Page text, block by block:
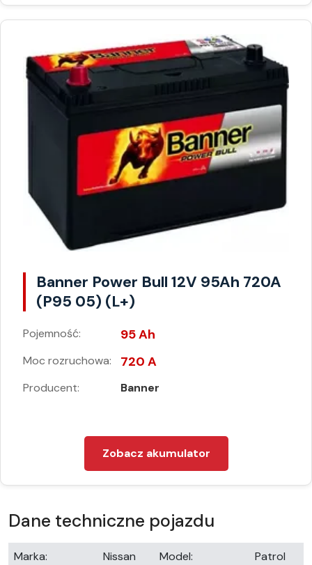
Banner Power Bull 12V 95Ah 720A
(P95 05) (L+)
Pojemność: 95 Ah
Moc rozruchowa: 720 A
Producent: Banner
Zobacz akumulator
Dane techniczne pojazdu
Marka: Nissan Model:
Patrol